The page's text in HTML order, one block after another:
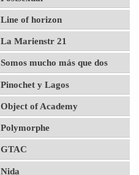
Line of horizon
La Marienstr 21
Somos mucho más que dos
Pinochet y Lagos
Object of Academy
Polymorphe
GTAC
Nida